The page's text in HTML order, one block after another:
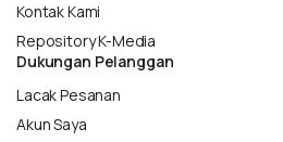
Kontak Kami
Repository K-Media
Dukungan Pelanggan
Lacak Pesanan
Akun Saya